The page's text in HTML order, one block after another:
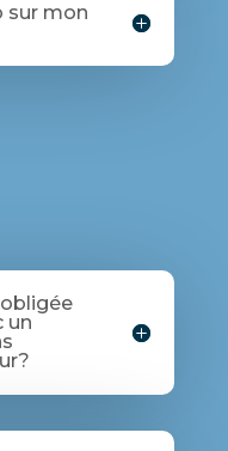
sur mon
un